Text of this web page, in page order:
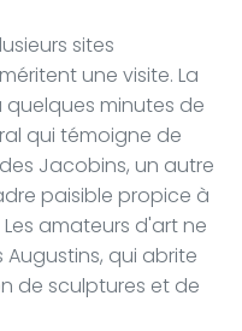
sites
une visite. La
quelques minutes de
qui témoigne de
Jacobins, un autre
paisible propice à
amateurs d'art ne
qui abrite
de sculptures et de